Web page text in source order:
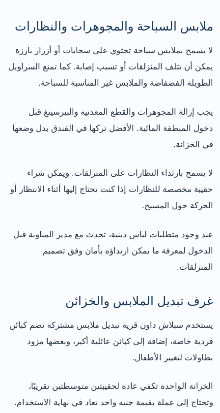
ملابس السباحة والمجوهرات والنظارات
لا يسمح بملابس سباحة تحتوي على سحابات أو أزرار بارزة
يمكن أن تتلف المنزلقات أو تسبب إصابة. كما تمنع السراويل
الطويلة الفضفاضة والملابس غير المناسبة للسباحة.
يجب إزالة المجوهرات والقطع المعدنية والبيرسينغ قبل
دخول المنطقة المائية. الأفضل تركها في الفندق بدل وضعها
في الخزانة.
لا يسمح بارتداء النظارات على المنزلقات. ويمكن شراء
حقيبة مخصصة للنظارات إذا كنت تحتاج إليها أثناء الانتظار أو
الحركة حول المسبح.
عند وجود متطلبات لباس دينية، تحدث مع مدير المناوبة قبل
الدخول لمعرفة ما يمكن ارتداؤه بأمان وفق تصميم
المنزلقات.
غرف تبديل الملابس والخزائن
يستخدم سبلاش داون قرية تبديل ملابس مشتركة تضم كبائن
فردية خاصة، إضافة إلى كبائن عائلية أكبر، وبعضها مزود
بطاولات لتغيير الأطفال.
الخزانة الواحدة تكفي عادة لحقيبتين متوسطتين تقريبًا،
وتحتاج إلى عملة بقيمة جنيه واحد تعاد في نهاية الاستخدام.